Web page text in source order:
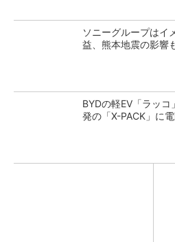
ソニーグループはイ
益、熊本地震の影響
BYDの軽EV「ラッ
発の「X-PACK」に